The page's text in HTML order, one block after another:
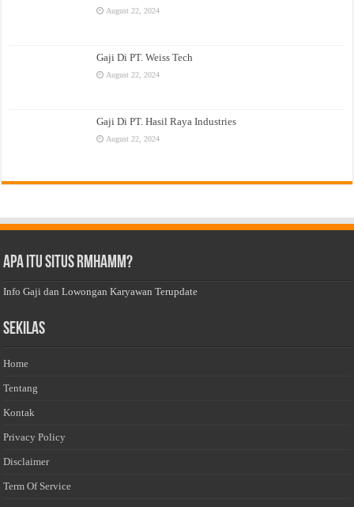
August 22, 2024
Gaji Di PT. Weiss Tech
August 22, 2024
Gaji Di PT. Hasil Raya Industries
August 22, 2024
Apa Itu Situs Rmhamm?
Info Gaji dan Lowongan Karyawan Terupdate
Sekilas
Home
Tentang
Kontak
Privacy Policy
Disclaimer
Term Of Service